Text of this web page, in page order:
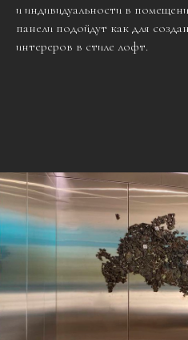
и индивидуальности в
панели подойдут как для
интереров в стиле лофт.